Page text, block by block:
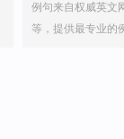
例句来自权威英文
等，提供最专业的